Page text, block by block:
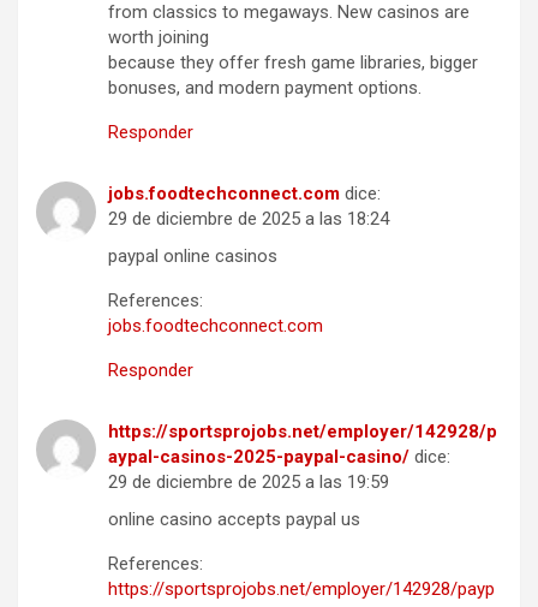
from classics to megaways. New casinos are
worth joining
because they offer fresh game libraries, bigger
bonuses, and modern payment options.
Responder
jobs.foodtechconnect.com dice:
29 de diciembre de 2025 a las 18:24
paypal online casinos
References:
jobs.foodtechconnect.com
Responder
https://sportsprojobs.net/employer/142928/p
aypal-casinos-2025-paypal-casino/ dice:
29 de diciembre de 2025 a las 19:59
online casino accepts paypal us
References:
https://sportsprojobs.net/employer/142928/payp